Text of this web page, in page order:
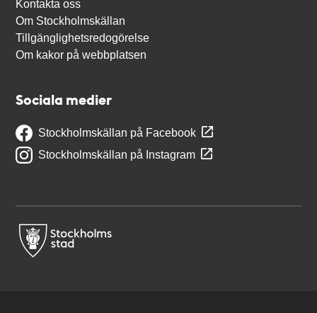
Kontakta oss
Om Stockholmskällan
Tillgänglighetsredogörelse
Om kakor på webbplatsen
Sociala medier
Stockholmskällan på Facebook
Stockholmskällan på Instagram